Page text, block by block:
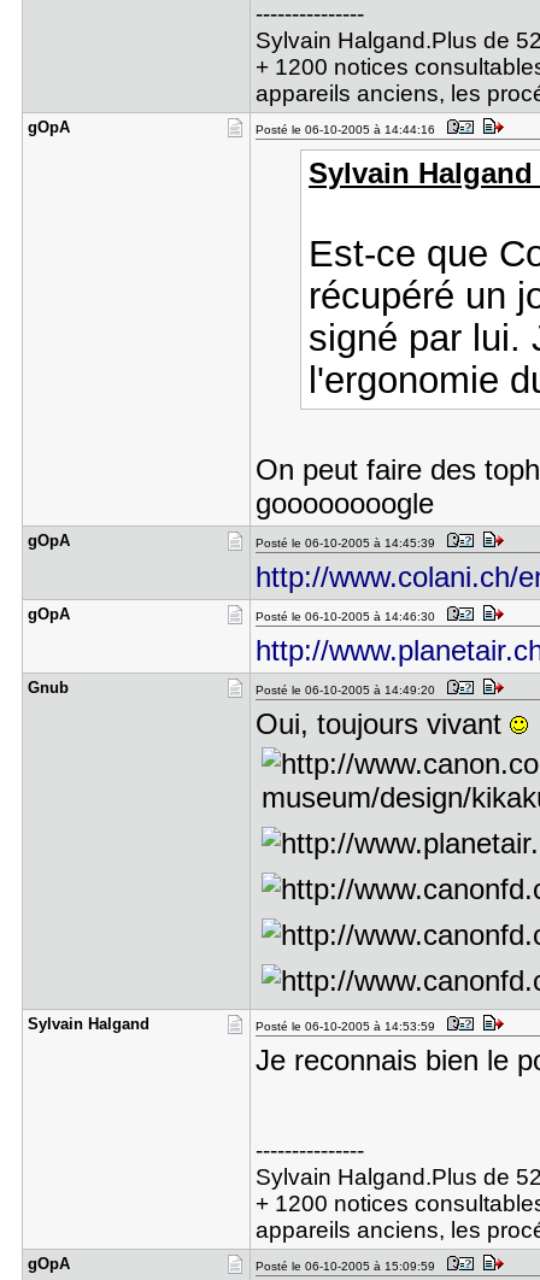
---------------
Sylvain Halgand.Plus de
+ 1200 notices
appareils anciens, les
gOpA Posté le 06-10-2005 à 14:44:16
Sylvain
Est-ce que
récupéré un
signé par lui.
l'ergonomie
On peut faire des
goooooooogle
gOpA Posté le 06-10-2005 à 14:45:39
http://www.colani.ch/
gOpA Posté le 06-10-2005 à 14:46:30
http://
Gnub Posté le 06-10-2005 à 14:49:20
Oui, toujours vivant
Sylvain Ha​lgand Posté le 06-10-2005 à 14:53:59
Je reconnais bien le
---------------
Sylvain Halgand.Plus de
+ 1200 notices
appareils anciens, les
gOpA Posté le 06-10-2005 à 15:09:59